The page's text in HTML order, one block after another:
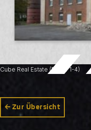
Cube Real Estate (Bilder 1-4)
Zur Übersicht